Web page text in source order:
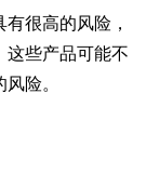
很高的风险，
这些产品可能不
险。